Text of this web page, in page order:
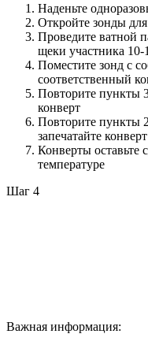
Наденьте
Откройте зонды
Проведите ватной
щеки участника 10-
Поместите зонд с
соответственный
Повторите пункты
конверт
Повторите пункты
запечатайте конверт
Конверты оставьте
температуре
Шаг 4
Важная информация: